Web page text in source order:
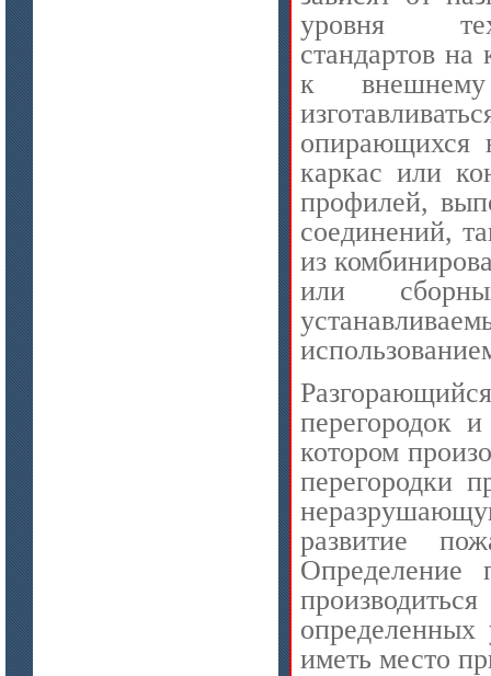
уровня
стандартов на
к
опирающихся
каркас или
профилей,
соединений,
из
или
перегородок
котором
перегородки
развитие
Определение
определенных
иметь место